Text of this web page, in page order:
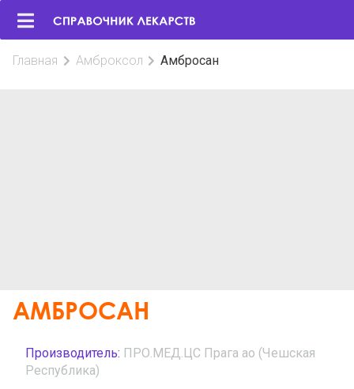
Главная Амброксол Амбросан
АМБРОСАН
Производитель: ПРО.МЕД.ЦС Прага ао (Чешская
Республика)